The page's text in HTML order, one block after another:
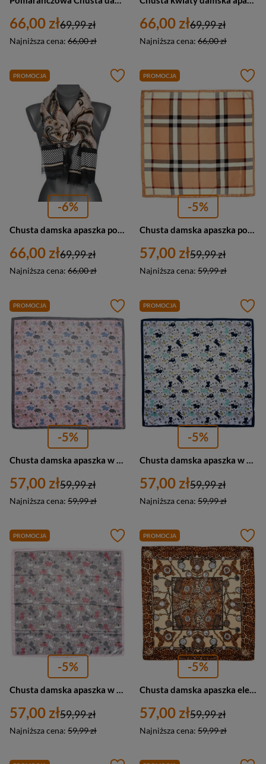
66,00 zł
Najniższa cena: 66,00 zł
69,99 zł 66,00 zł
Najniższa cena: 66,00 zł
69,99 zł
PROMOCJA
-6%
Chusta damska apaszka pod szyję lekka elegancka oryginalna modna CX brązowy, beżowy
66,00 zł
Najniższa cena: 66,00 zł
69,99 zł
PROMOCJA
-5%
Chusta damska apaszka pod szyję kolorowa elegancka - Versoli MDB-43a
57,00 zł
Najniższa cena: 59,99 zł
59,99 zł
PROMOCJA
-5%
57,00 zł
Najniższa cena: 59,99 zł
59,99 zł
PROMOCJA
-5%
57,00 zł
Najniższa cena: 59,99 zł
59,99 zł
PROMOCJA
-5%
Chusta damska apaszka w koty pod szyję elegancka szaro-różowa - Versoli MDB-44a
57,00 zł
Najniższa cena: 59,99 zł
59,99 zł
PROMOCJA
-5%
Chusta damska apaszka elegancka kolorowa brązowa - Versoli MDB-45a
57,00 zł
Najniższa cena: 59,99 zł
59,99 zł